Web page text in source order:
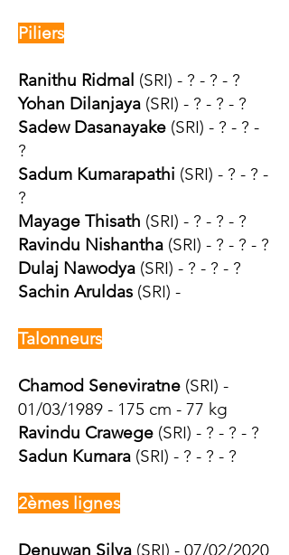
Piliers
Ranithu Ridmal (SRI) - ? - ? - ?
Yohan Dilanjaya (SRI) - ? - ? - ?
Sadew Dasanayake (SRI) - ? - ? -
?
Sadum Kumarapathi (SRI) - ? - ? -
?
Mayage Thisath (SRI) - ? - ? - ?
Ravindu Nishantha (SRI) - ? - ? - ?
Dulaj Nawodya (SRI) - ? - ? - ?
Sachin Aruldas (SRI) -
Talonneurs
Chamod Seneviratne (SRI) -
01/03/1989 - 175 cm - 77 kg
Ravindu Crawege (SRI) - ? - ? - ?
Sadun Kumara (SRI) - ? - ? - ?
2èmes lignes
Denuwan Silva (SRI) - 07/02/2020